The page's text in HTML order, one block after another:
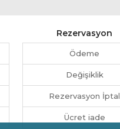
Rezervasyon
Ödeme
Değişiklik
Rezervasyon İptal
Ücret iade